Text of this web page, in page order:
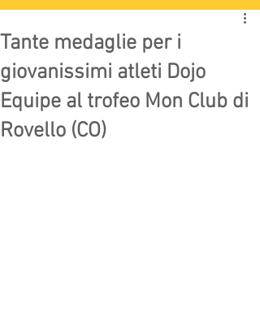
Tante medaglie per i
giovanissimi atleti Dojo
Equipe al trofeo Mon Club di
Rovello (CO)